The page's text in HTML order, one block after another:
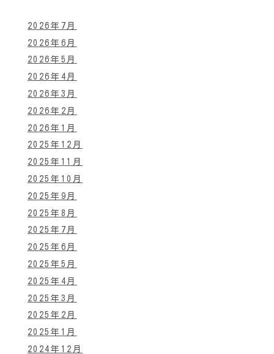
2026年7月
2026年6月
2026年5月
2026年4月
2026年3月
2026年2月
2026年1月
2025年12月
2025年11月
2025年10月
2025年9月
2025年8月
2025年7月
2025年6月
2025年5月
2025年4月
2025年3月
2025年2月
2025年1月
2024年12月